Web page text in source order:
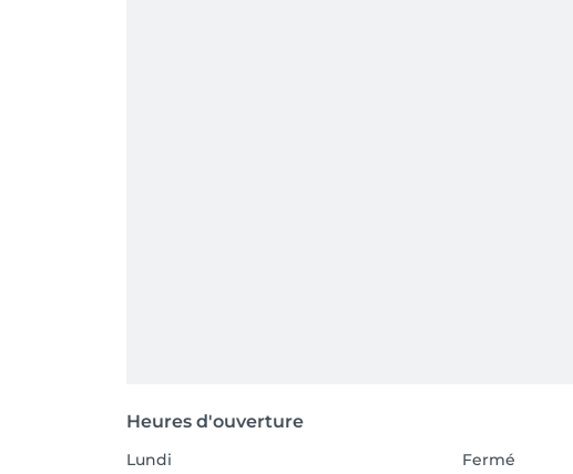
Heures d'ouverture
Lundi
Fermé